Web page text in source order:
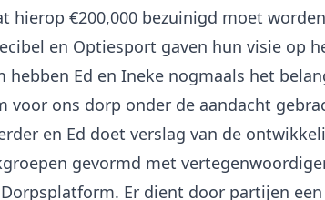
hierop €200,000 bezuinigd moet
en Optiesport gaven hun visie op
Ed en Ineke nogmaals het
voor ons dorp onder de aandacht
en Ed doet verslag van de
gevormd met
Er dient door partijen een